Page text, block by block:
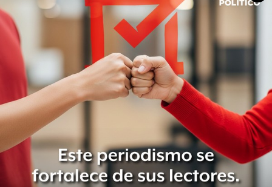
Rosario Robles fue la titular de la Sedesol entre diciembre
de 2012 y agosto de 2015, periodo de tiempo en el que,
según denunció la ASF, se produjeron presuntos desvíos
millonarios de recursos públicos que fueron triangulados,
a través de universidades públicas y de una violación a la
ley de adquisiciones, en empresas fantasma o irregulares.
Posteriormente, Robles pasó a encabezar la Sedatu,
dependencia en la que la ASF reportó que hubo desvíos
por más de mil 500 millones de pesos utilizando el mismo
esquema, aunque con una novedad: en este caso se
utilizó a una universidad intermediaria en el presunto
fraude (la Universidad Politécnica de Quintana Roo), y
también a tres medios de comunicación estatales: la